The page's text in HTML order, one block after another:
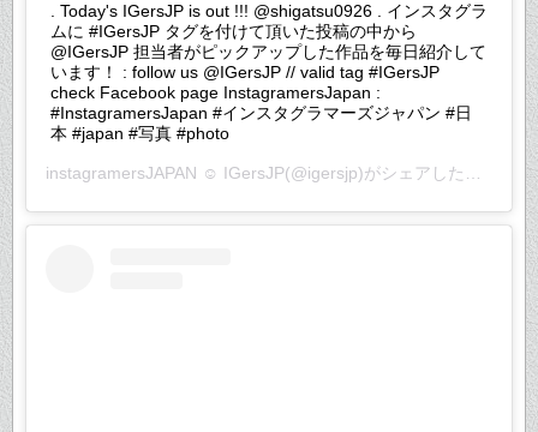
. Today's IGersJP is out !!! @shigatsu0926 . インスタグラ
ムに #IGersJP タグを付けて頂いた投稿の中から
@IGersJP 担当者がピックアップした作品を毎日紹介して
います！ : follow us @IGersJP // valid tag #IGersJP
check Facebook page InstagramersJapan :
#InstagramersJapan #インスタグラマーズジャパン #日
本 #japan #写真 #photo
instagramersJAPAN ☺︎ IGersJP(@igersjp)がシェアした投稿 –